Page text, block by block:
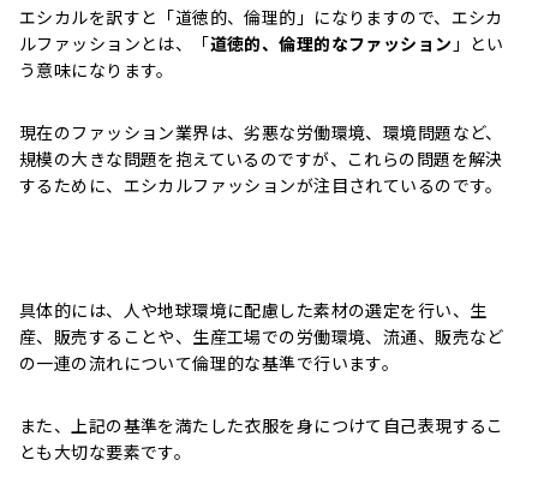
エシカルを訳すと「道徳的、倫理的」になりますので、エシカ
ルファッションとは、「道徳的、倫理的なファッション 」とい
う意味になります。
現在のファッション業界は、劣悪な労働環境、環境問題など、
規模の大きな問題を抱えているのですが、これらの問題を解決
するために、エシカルファッションが注目されているのです。
具体的には、人や地球環境に配慮した素材の選定を行い、生
産、販売することや、生産工場での労働環境、流通、販売など
の一連の流れについて倫理的な基準で行います。
また、上記の基準を満たした衣服を身につけて自己表現するこ
とも大切な要素です。